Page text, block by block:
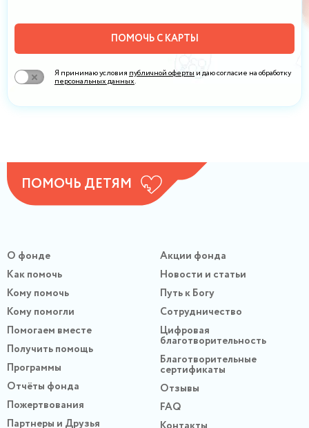
ПОМОЧЬ С КАРТЫ
Я принимаю условия публичной оферты и даю согласие на обработку
персональных данных.
ПОМОЧЬ ДЕТЯМ
О фонде
Как помочь
Кому помочь
Кому помогли
Помогаем вместе
Получить помощь
Программы
Отчёты фонда
Пожертвования
Партнеры и Друзья
Акции фонда
Новости и статьи
Путь к Богу
Сотрудничество
Цифровая
благотворительность
Благотворительные
сертификаты
Отзывы
FAQ